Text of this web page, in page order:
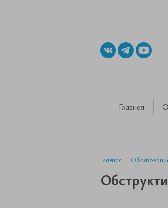
Главная
Главная